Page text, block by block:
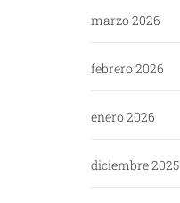
marzo 2026
febrero 2026
enero 2026
diciembre 2025